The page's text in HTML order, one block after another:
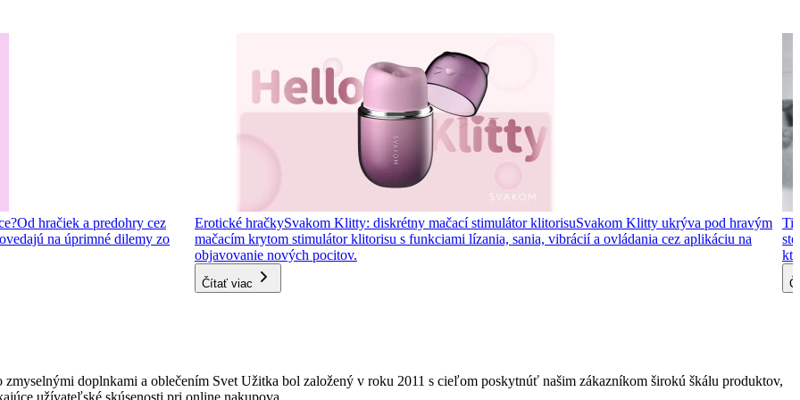
Od hračiek a predohry cez
na úprimné dilemy zo
Erotické hračkySvakom Klitty: diskrétny mačací stimulátor klitorisuSvakom Klitty ukrýva pod hravým
mačacím krytom stimulátor klitorisu s funkciami lízania, sania, vibrácií a ovládania cez aplikáciu na
objavovanie nových pocitov.
Čítať viac
zmyselnými doplnkami a oblečením Svet Užitka bol založený v roku 2011 s cieľom poskytnúť našim zákazníkom širokú škálu produktov,
užívateľské skúsenosti pri online nakupova